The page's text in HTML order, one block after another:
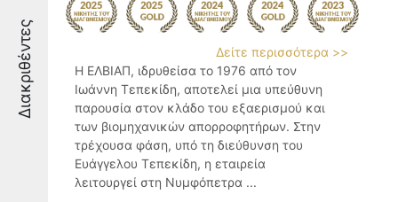
Διακριθέντες
Δείτε περισσότερα >>
Η ΕΛΒΙΑΠ, ιδρυθείσα το 1976 από τον
Ιωάννη Τεπεκίδη, αποτελεί μια υπεύθυνη
παρουσία στον κλάδο του εξαερισμού και
των βιομηχανικών απορροφητήρων. Στην
τρέχουσα φάση, υπό τη διεύθυνση του
Ευάγγελου Τεπεκίδη, η εταιρεία
λειτουργεί στη Νυμφόπετρα ...